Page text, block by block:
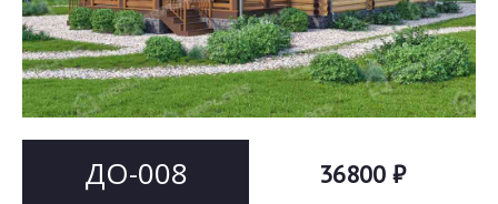
ДО-008 36800 ₽
Согласен на обработку персональных данных
ОТПРАВИТЬ
Согласен на обработку персональных данных
This site is protected by reCAPTCHA and the GooglePrivacy PolicyandTerms of Service
apply.